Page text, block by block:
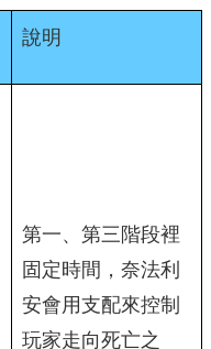
說明
第一、第三階段裡
固定時間，奈法利
安會用支配來控制
玩家走向死亡之